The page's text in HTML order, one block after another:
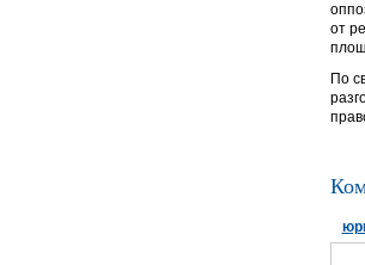
от
По